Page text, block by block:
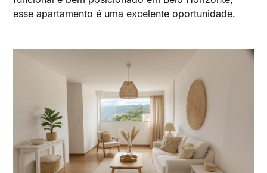
esse apartamento é uma excelente oportunidade.